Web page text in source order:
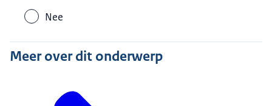
Nee
Meer over dit onderwerp